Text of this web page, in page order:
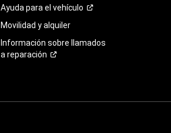
Ayuda para el vehículo
Movilidad y alquiler
Información sobre llamados
a reparación